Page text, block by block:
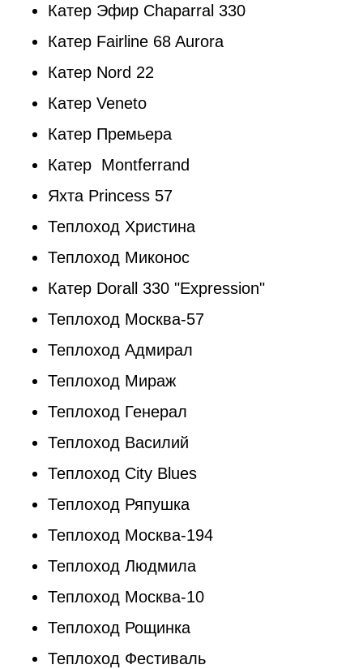
Катер Эфир Chaparral 330
Катер Fairline 68 Aurora
Катер Nord 22
Катер Veneto
Катер Премьера
Катер Montferrand
Яхта Princess 57
Теплоход Христина
Теплоход Миконос
Катер Dorall 330 "Expression"
Теплоход Москва-57
Теплоход Адмирал
Теплоход Мираж
Теплоход Генерал
Теплоход Василий
Теплоход City Blues
Теплоход Ряпушка
Теплоход Москва-194
Теплоход Людмила
Теплоход Москва-10
Теплоход Рощинка
Теплоход Фестиваль